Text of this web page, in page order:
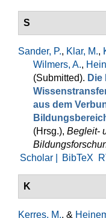
S
Sander, P., Klar, M.,
Wilmers, A.,
(Submitted).
aus dem
(Hrsg.), Begleit-
Scholar |
BibTeX
K
Kerres, M., &